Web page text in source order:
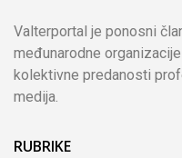
Valterportal je ponosni
međunarodne
kolektivne predanosti
medija.
RUBRIKE